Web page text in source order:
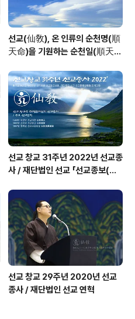
선교(仙敎), 온 인류의 순천명(順
天命)을 기원하는 순천일(順天
정반포
선교 창교 31주년 2022년 선교종
사 / 재단법인 선교 「선교종보(仙
선교 창교 29주년 2020년 선교
종사 / 재단법인 선교 연혁